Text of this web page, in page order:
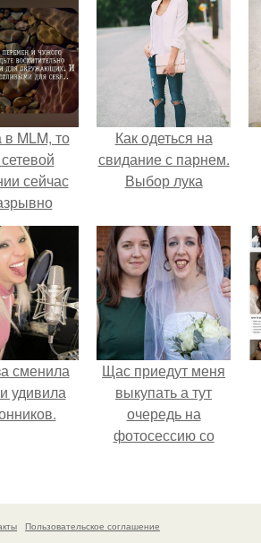
в MLM, то
сейчас
создание
в
сетях.
Как одеться на
свидание с парнем.
Выбор лука
сменила
удивила
Щас приедут меня
выкупать а тут
очередь на
фотосессию со
Пользовательское соглашение